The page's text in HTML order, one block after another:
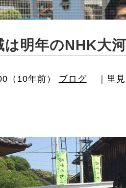
は明年のNHK大
（10年前） ブログ ｜里